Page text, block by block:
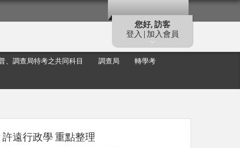
您好, 訪客
登入 | 加入會員
、調查局特考之共同科目 調查局 轉學考
遠行政學 重點整理